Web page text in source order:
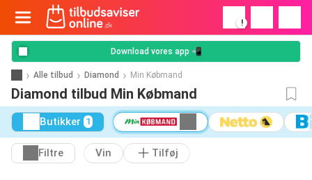
!
Download vores app 📲
Alle tilbud Diamond Min Købmand
Diamond tilbud Min Købmand
Butikker 1
Filtre Vin Tilføj